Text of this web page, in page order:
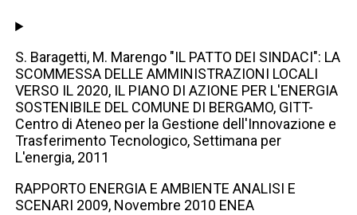
S. Baragetti, M. Marengo "IL PATTO DEI SINDACI": LA
SCOMMESSA DELLE AMMINISTRAZIONI LOCALI
VERSO IL 2020, IL PIANO DI AZIONE PER L'ENERGIA
SOSTENIBILE DEL COMUNE DI BERGAMO, GITT-
Centro di Ateneo per la Gestione dell'Innovazione e
Trasferimento Tecnologico, Settimana per
L'energia, 2011
RAPPORTO ENERGIA E AMBIENTE ANALISI E
SCENARI 2009, Novembre 2010 ENEA